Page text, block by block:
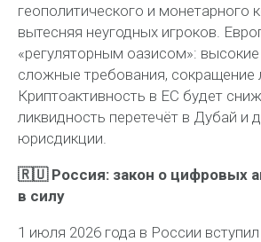
геополитического и монетарного
вытесняя неугодных игроков.
«регуляторным оазисом»:
сложные требования, сокращение
Криптоактивность в ЕС будет
ликвидность перетечёт в Дубай и
юрисдикции.
🇷🇺 Россия: закон о цифровых
в силу
1 июля 2026 года в России